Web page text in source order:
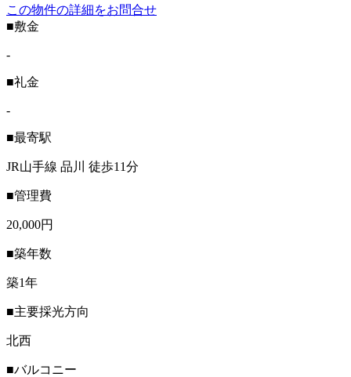
この物件の詳細をお問合せ
■敷金
-
■礼金
-
■最寄駅
JR山手線 品川 徒歩11分
■管理費
20,000円
■築年数
築1年
■主要採光方向
北西
■バルコニー